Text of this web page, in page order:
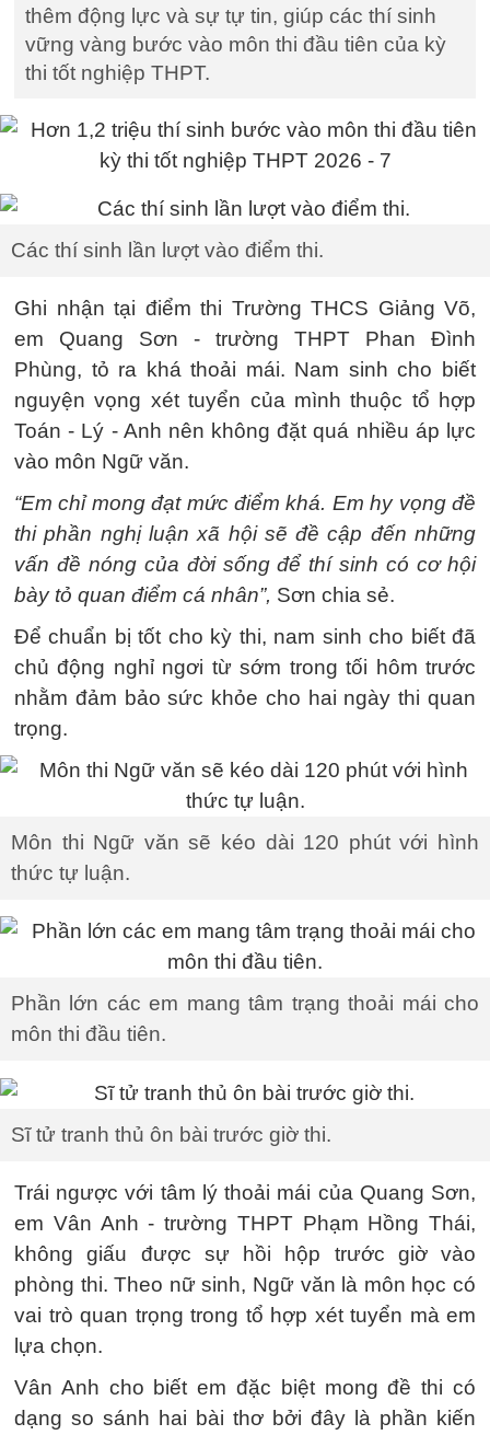
thêm động lực và sự tự tin, giúp các thí sinh
vững vàng bước vào môn thi đầu tiên của kỳ
thi tốt nghiệp THPT.
Các thí sinh lần lượt vào điểm thi.
Ghi nhận tại điểm thi Trường THCS Giảng Võ,
em Quang Sơn - trường THPT Phan Đình
Phùng, tỏ ra khá thoải mái. Nam sinh cho biết
nguyện vọng xét tuyển của mình thuộc tổ hợp
Toán - Lý - Anh nên không đặt quá nhiều áp lực
vào môn Ngữ văn.
“Em chỉ mong đạt mức điểm khá. Em hy vọng đề
thi phần nghị luận xã hội sẽ đề cập đến những
vấn đề nóng của đời sống để thí sinh có cơ hội
bày tỏ quan điểm cá nhân”, Sơn chia sẻ.
Để chuẩn bị tốt cho kỳ thi, nam sinh cho biết đã
chủ động nghỉ ngơi từ sớm trong tối hôm trước
nhằm đảm bảo sức khỏe cho hai ngày thi quan
trọng.
Môn thi Ngữ văn sẽ kéo dài 120 phút với hình
thức tự luận.
Phần lớn các em mang tâm trạng thoải mái cho
môn thi đầu tiên.
Sĩ tử tranh thủ ôn bài trước giờ thi.
Trái ngược với tâm lý thoải mái của Quang Sơn,
em Vân Anh - trường THPT Phạm Hồng Thái,
không giấu được sự hồi hộp trước giờ vào
phòng thi. Theo nữ sinh, Ngữ văn là môn học có
vai trò quan trọng trong tổ hợp xét tuyển mà em
lựa chọn.
Vân Anh cho biết em đặc biệt mong đề thi có
dạng so sánh hai bài thơ bởi đây là phần kiến